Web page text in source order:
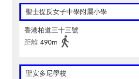
聖士提反女子中學附屬小學
香港柏道三十三號
距離 490m
聖安多尼學校